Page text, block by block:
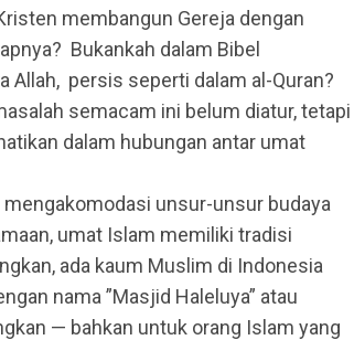
membangun Gereja dengan
Bukankah dalam Bibel
Allah, persis seperti dalam al-Quran?
semacam ini belum diatur, tetapi
dalam hubungan antar umat
unsur-unsur budaya
umat Islam memiliki tradisi
ada kaum Muslim di Indonesia
nama ”Masjid Haleluya” atau
— bahkan untuk orang Islam yang